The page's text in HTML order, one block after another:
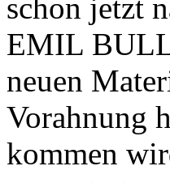
schon jetzt
EMIL
neuen
Vorahnung
kommen